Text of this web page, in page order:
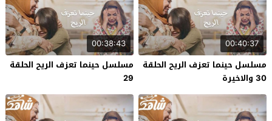
00:40:37
مسلسل حينما تعزف الريح الحلقة
30 والاخيرة
00:38:43
مسلسل حينما تعزف الريح الحلقة
29